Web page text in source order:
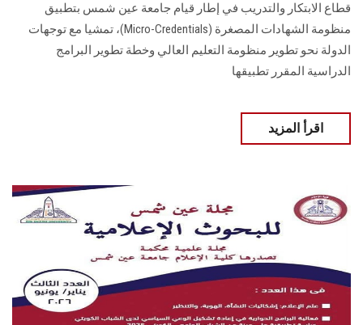
قطاع الابتكار والتدريب في إطار قيام جامعة عين شمس بتطبيق
منظومة الشهادات المصغرة (Micro-Credentials)، تمشيا مع توجهات
الدولة نحو تطوير منظومة التعليم العالي وخطة تطوير البرامج
الدراسية المقرر تطبيقها
اقرأ المزيد